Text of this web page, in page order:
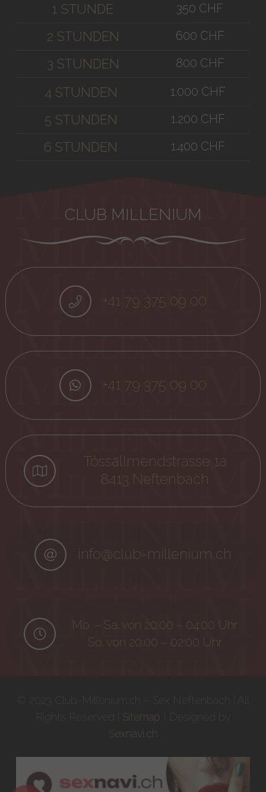
1 STUNDE 350 CHF
2 STUNDEN 600 CHF
3 STUNDEN 800 CHF
4 STUNDEN 1.000 CHF
5 STUNDEN 1.200 CHF
6 STUNDEN 1.400 CHF
CLUB MILLENIUM
+41 79 375 09 00
+41 79 375 09 00
Tössallmendstrasse 1a
8413 Neftenbach
info@club-millenium.ch
Mo. – Sa. von 20:00 – 04:00 Uhr
So. von 20:00 – 02:00 Uhr
Sitemap
Sexnavi.ch